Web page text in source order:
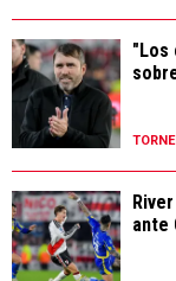
"Los
ante